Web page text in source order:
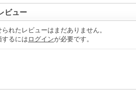
ビュー
れたレビューはまだありません。
するにはログインが必要です。